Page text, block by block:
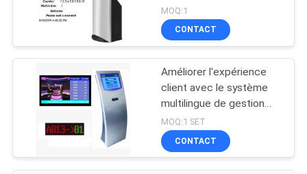
Kiosque d'écran
tactile de service
d'individu
billets avec imprimante
thermique de 80 mm
MOQ:1
CONTACT
Améliorer l'expérience
client avec le système
multilingue de gestion
des files d'attente et le
système intégré de
rapports
MOQ:1 SET
CONTACT